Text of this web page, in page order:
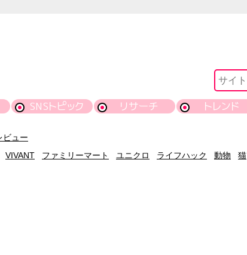
SNSトピック リサーチ トレンド
ビュー
VIVANT ファミリーマート ユニクロ ライフハック 動物 猫